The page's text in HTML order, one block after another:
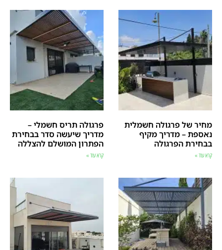
מחיר של פרגולה חשמלית
נאספת – מדריך מקיף
בבחירת הפרגולה
קרא עוד »
פרגולה תריס חשמלי –
מדריך שיעשה סדר בבחירת
הפתרון המושלם להצללה
קרא עוד »